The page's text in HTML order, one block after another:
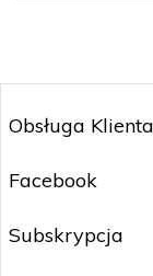
Obsługa Klienta
Facebook
Subskrypcja